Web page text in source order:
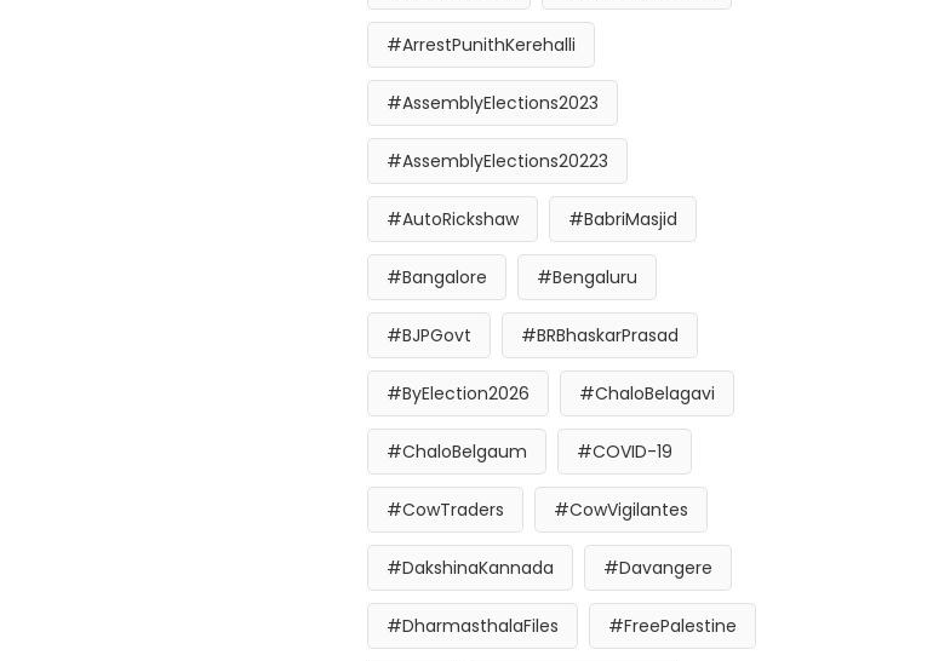
#ArrestPunithKerehalli
#AssemblyElections2023
#AssemblyElections20223
#AutoRickshaw #BabriMasjid
#Bangalore #Bengaluru
#BJPGovt #BRBhaskarPrasad
#ByElection2026 #ChaloBelagavi
#ChaloBelgaum #COVID-19
#CowTraders #CowVigilantes
#DakshinaKannada #Davangere
#DharmasthalaFiles #FreePalestine